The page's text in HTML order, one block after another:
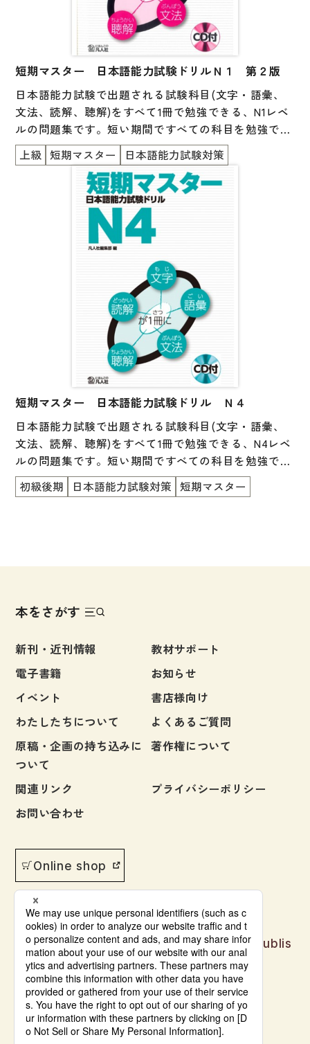
音声・音韻
語彙・意味
文章・談話・表現
文法
表記
日本語教育事情
異文化間コミュニケーション
多言語社会・言語政策
アカデミック・スキル
短期マスター 日本語能力試験ドリルＮ１ 第２版
日本語能力試験で出題される試験科目(文字・語彙、
文法、読解、聴解)をすべて1冊で勉強できる、N1レベ
ルの問題集です。短い期間ですべての科目を勉強でき
るので、苦手な科目を見つけたり、試験直前の総仕上
げとしても使うことができます。巻末には実際の試験
の約半分に相当する問題数の「まとめのテスト」があ
上級 短期マスター 日本語能力試験対策
短期マスター 日本語能力試験ドリル Ｎ４
日本語能力試験で出題される試験科目(文字・語彙、
文法、読解、聴解)をすべて1冊で勉強できる、N4レベ
ルの問題集です。短い期間ですべての科目を勉強でき
るので、苦手な科目を見つけたり、試験直前の総仕上
げとしても使うことができます。巻末には実際の試験
初級後期 日本語能力試験対策 短期マスター
本をさがす
新刊・近刊情報
教材サポート
電子書籍
お知らせ
イベント
書店様向け
わたしたちについて
よくあるご質問
原稿・企画の持ち込みに
ついて
著作権について
関連リンク
プライバシーポリシー
お問い合わせ
Online shop
Japanese language learning materials publis
hed by Bonjinsha
© Bonjinsha Co., LTD. All Rights Reserved.